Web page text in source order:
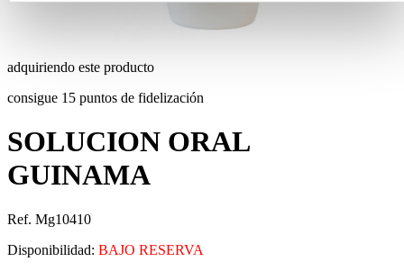
adquiriendo este producto
consigue 15 puntos de fidelización
SOLUCION ORAL
GUINAMA
Ref. Mg10410
Disponibilidad: BAJO RESERVA